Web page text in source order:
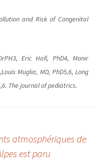
and Risk of Congenital
3, Eric Hall, PhD4, Monir
,Louis Muglia, MD, PhD5,6, Long
,6. The journal of pediatrics.
atmosphériques de
est paru